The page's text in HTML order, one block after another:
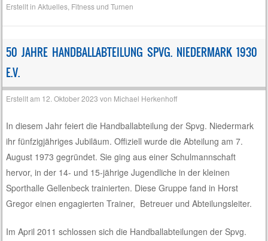
Erstellt inAktuelles Fitness und Turnen
50 JAHRE HANDBALLABTEILUNG SPVG. NIEDERMARK 1930
E.V.
Erstellt am 12. Oktober 2023 von Michael Herkenhoff
In diesem Jahr feiert die Handballabteilung der Spvg. Niedermark
ihr fünfzigjähriges Jubiläum. Offiziell wurde die Abteilung am 7.
August 1973 gegründet. Sie ging aus einer Schulmannschaft
hervor, in der 14- und 15-jährige Jugendliche in der kleinen
Sporthalle Gellenbeck trainierten. Diese Gruppe fand in Horst
Gregor einen engagierten Trainer, Betreuer und Abteilungsleiter.
Im April 2011 schlossen sich die Handballabteilungen der Spvg.